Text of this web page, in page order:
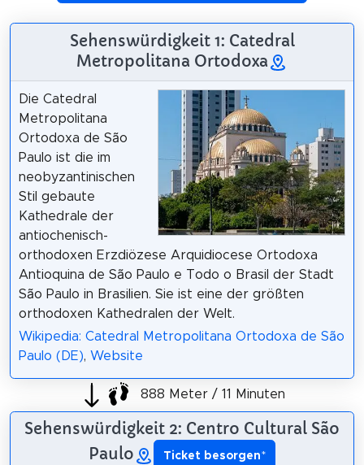
Sehenswürdigkeit 1: Catedral
Metropolitana Ortodoxa
Die Catedral
Metropolitana
Ortodoxa de São
Paulo ist die im
neobyzantinischen
Stil gebaute
Kathedrale der
antiochenisch-
orthodoxen Erzdiözese Arquidiocese Ortodoxa
Antioquina de São Paulo e Todo o Brasil der Stadt
São Paulo in Brasilien. Sie ist eine der größten
orthodoxen Kathedralen der Welt.
Wikipedia: Catedral Metropolitana Ortodoxa de São
Paulo (DE), Website
888 Meter / 11 Minuten
Sehenswürdigkeit 2: Centro Cultural São
Paulo
Ticket besorgen*